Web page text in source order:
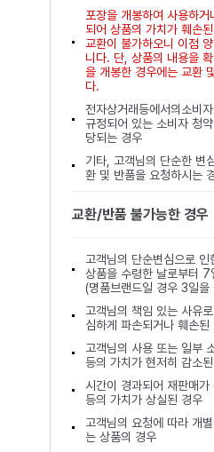
포장을 개봉하여 사용하
되어 상품의 가치가 훼손
교환이 불가하오니 이점
니다. 단, 상품의 내용을
을 개봉한 경우에는 교환
다.
전자상거래등에서의소비
규정되어 있는 소비자 청
당되는 경우
기타, 고객님의 단순한 변
환 및 반품을 요청하시는
교환/반품 불가능한 경우
고객님의 단순변심으로 인
상품을 수령한 날로부터 7
(명품브랜드일 경우 3일을
고객님의 책임 있는 사유
심하게 파손되거나 훼손된
고객님의 사용 또는 일부
등의 가치가 현저히 감소
시간이 경과되어 재판매
등의 가치가 상실된 경우
고객님의 요청에 따라 개
는 상품의 경우